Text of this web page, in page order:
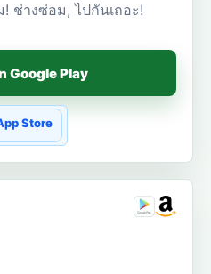
ช่างซ่อม, ไปกันเถอะ!
Google Play
Store